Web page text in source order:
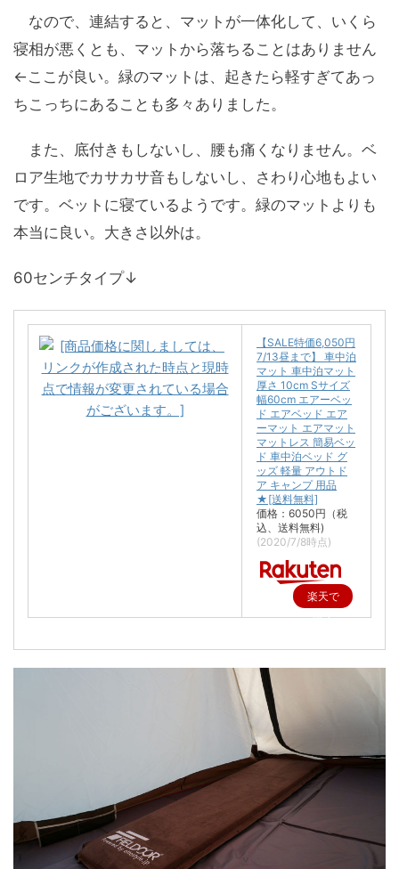
なので、連結すると、マットが一体化して、いくら
寝相が悪くとも、マットから落ちることはありません
←ここが良い。緑のマットは、起きたら軽すぎてあっ
ちこっちにあることも多々ありました。
また、底付きもしないし、腰も痛くなりません。ベ
ロア生地でカサカサ音もしないし、さわり心地もよい
です。ベットに寝ているようです。緑のマットよりも
本当に良い。大きさ以外は。
60センチタイプ↓
【SALE特価6,050円
7/13昼まで】 車中泊
マット 車中泊マット
厚さ 10cm Sサイズ
幅60cm エアーベッ
ド エアベッド エア
ーマット エアマット
マットレス 簡易ベッ
ド 車中泊ベッド グ
ッズ 軽量 アウトド
ア キャンプ 用品
★[送料無料]
価格：6050円（税
込、送料無料)
(2020/7/8時点)
楽天で
購入